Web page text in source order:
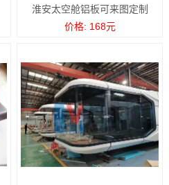
淮安太空舱铝板可来图定制
价格: 168元